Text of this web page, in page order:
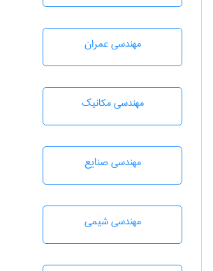
مهندسی عمران
مهندسی مکانیک
مهندسی صنايع
مهندسي شيمی